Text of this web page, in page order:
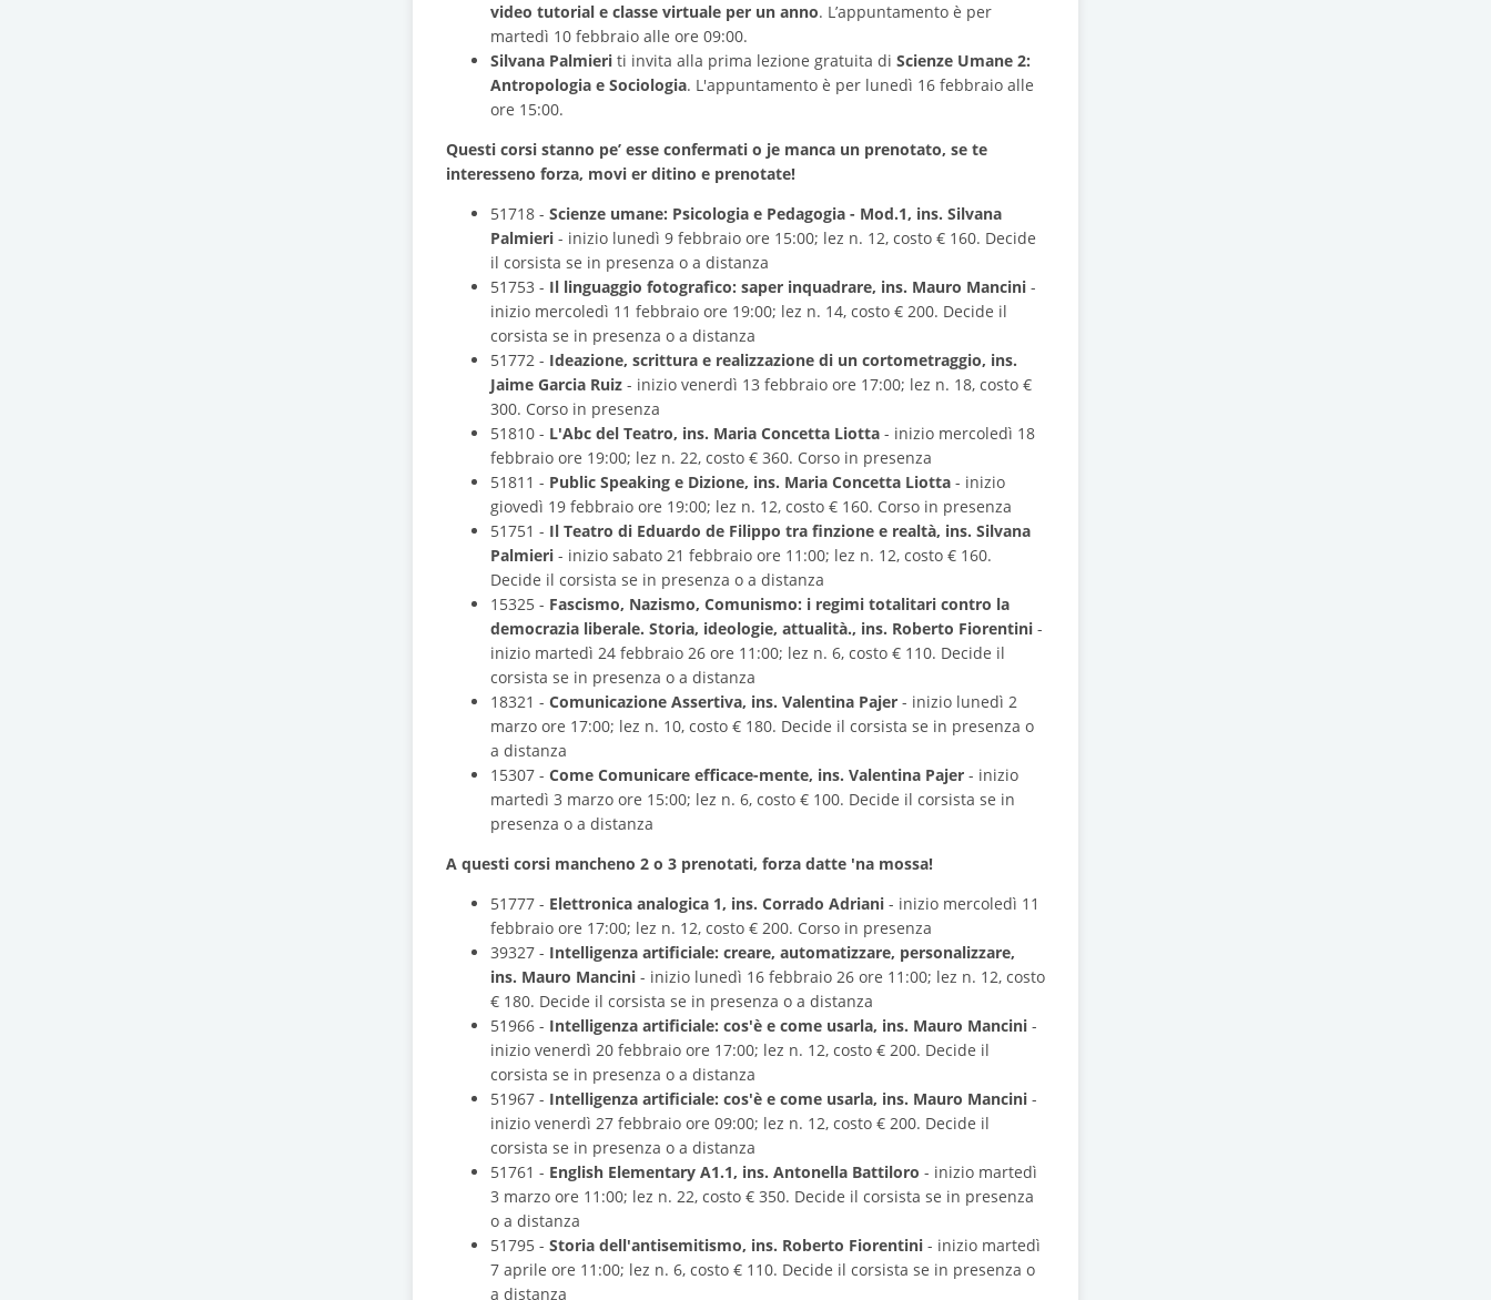
video tutorial e classe virtuale per un anno. L’appuntamento è per
martedì 10 febbraio alle ore 09:00.
Silvana Palmieri ti invita alla prima lezione gratuita di Scienze Umane 2:
Antropologia e Sociologia. L'appuntamento è per lunedì 16 febbraio alle
ore 15:00.
Questi corsi stanno pe’ esse confermati o je manca un prenotato, se te
interesseno forza, movi er ditino e prenotate!
51718 - Scienze umane: Psicologia e Pedagogia - Mod.1, ins. Silvana
Palmieri - inizio lunedì 9 febbraio ore 15:00; lez n. 12, costo € 160. Decide
il corsista se in presenza o a distanza
51753 - Il linguaggio fotografico: saper inquadrare, ins. Mauro Mancini -
inizio mercoledì 11 febbraio ore 19:00; lez n. 14, costo € 200. Decide il
corsista se in presenza o a distanza
51772 - Ideazione, scrittura e realizzazione di un cortometraggio, ins.
Jaime Garcia Ruiz - inizio venerdì 13 febbraio ore 17:00; lez n. 18, costo €
300. Corso in presenza
51810 - L'Abc del Teatro, ins. Maria Concetta Liotta - inizio mercoledì 18
febbraio ore 19:00; lez n. 22, costo € 360. Corso in presenza
51811 - Public Speaking e Dizione, ins. Maria Concetta Liotta - inizio
giovedì 19 febbraio ore 19:00; lez n. 12, costo € 160. Corso in presenza
51751 - Il Teatro di Eduardo de Filippo tra finzione e realtà, ins. Silvana
Palmieri - inizio sabato 21 febbraio ore 11:00; lez n. 12, costo € 160.
Decide il corsista se in presenza o a distanza
15325 - Fascismo, Nazismo, Comunismo: i regimi totalitari contro la
democrazia liberale. Storia, ideologie, attualità., ins. Roberto Fiorentini -
inizio martedì 24 febbraio 26 ore 11:00; lez n. 6, costo € 110. Decide il
corsista se in presenza o a distanza
18321 - Comunicazione Assertiva, ins. Valentina Pajer - inizio lunedì 2
marzo ore 17:00; lez n. 10, costo € 180. Decide il corsista se in presenza o
a distanza
15307 - Come Comunicare efficace-mente, ins. Valentina Pajer - inizio
martedì 3 marzo ore 15:00; lez n. 6, costo € 100. Decide il corsista se in
presenza o a distanza
A questi corsi mancheno 2 o 3 prenotati, forza datte 'na mossa!
51777 - Elettronica analogica 1, ins. Corrado Adriani - inizio mercoledì 11
febbraio ore 17:00; lez n. 12, costo € 200. Corso in presenza
39327 - Intelligenza artificiale: creare, automatizzare, personalizzare,
ins. Mauro Mancini - inizio lunedì 16 febbraio 26 ore 11:00; lez n. 12, costo
€ 180. Decide il corsista se in presenza o a distanza
51966 - Intelligenza artificiale: cos'è e come usarla, ins. Mauro Mancini -
inizio venerdì 20 febbraio ore 17:00; lez n. 12, costo € 200. Decide il
corsista se in presenza o a distanza
51967 - Intelligenza artificiale: cos'è e come usarla, ins. Mauro Mancini -
inizio venerdì 27 febbraio ore 09:00; lez n. 12, costo € 200. Decide il
corsista se in presenza o a distanza
51761 - English Elementary A1.1, ins. Antonella Battiloro - inizio martedì
3 marzo ore 11:00; lez n. 22, costo € 350. Decide il corsista se in presenza
o a distanza
51795 - Storia dell'antisemitismo, ins. Roberto Fiorentini - inizio martedì
7 aprile ore 11:00; lez n. 6, costo € 110. Decide il corsista se in presenza o
a distanza